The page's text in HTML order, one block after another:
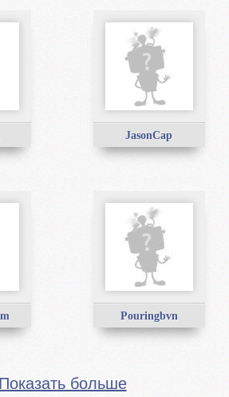
JasonCap
Pouringbvn
Показать больше